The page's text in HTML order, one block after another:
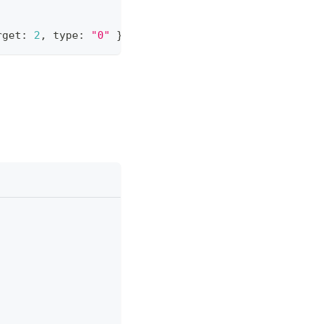
: 2 , type: "0" }